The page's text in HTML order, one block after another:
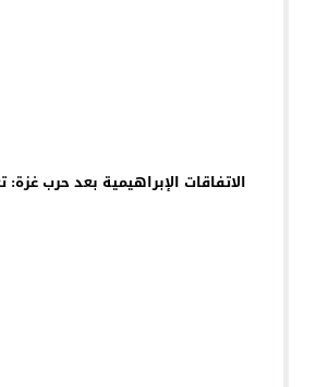
الاتفاقات الإبراهيمية بعد حرب